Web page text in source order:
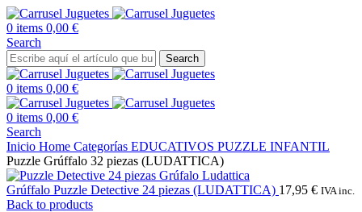
0 items 0,00 €
Search
Search
0 items 0,00 €
0 items 0,00 €
Search
Inicio Home Categorías EDUCATIVOS PUZZLE INFANTIL
Puzzle Grúffalo 32 piezas (LUDATTICA)
Grúffalo Puzzle Detective 24 piezas (LUDATTICA) 17,95 € IVA inc.
Back to products